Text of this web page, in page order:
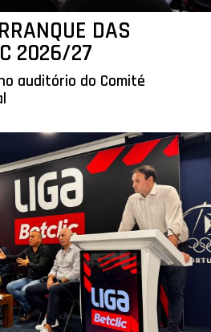
DAS
2026/27
auditório do Comité